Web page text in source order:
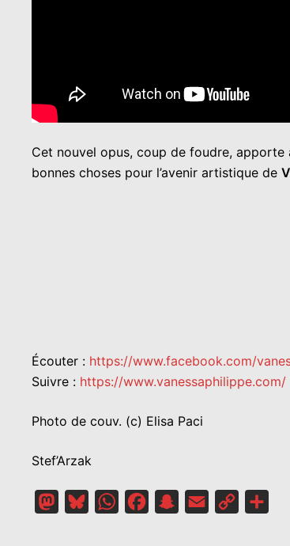
Cet nouvel opus, coup de foudre, apporte
bonnes choses pour l’avenir artistique de
Écouter : https://www.facebook.com/
Suivre : https://www.vanessaphilippe.com/
Photo de couv. (c) Elisa Paci
Stef’Arzak
MastodonBlueskyWhatsAppFacebookSnapchat
Email
Copy